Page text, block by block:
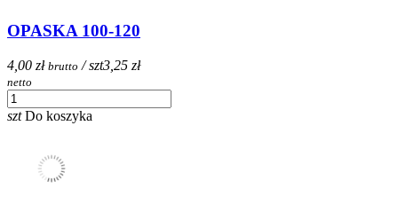
OPASKA 100-120
4,00 zł brutto / szt3,25 zł
netto
szt Do koszyka